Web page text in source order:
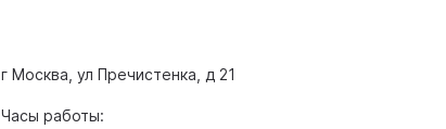
г Москва, ул Пречистенка, д 21
Часы работы: